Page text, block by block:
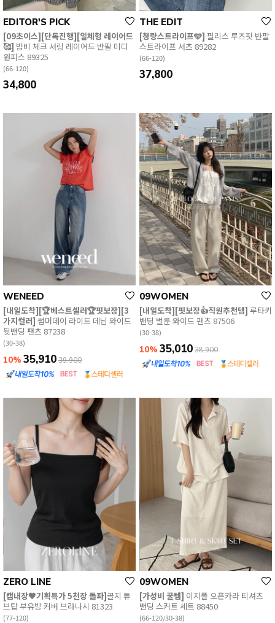
EDITOR'S PICK
[09초이스][단독진행][일체형 레이어드
🥰] 밤비 체크 셔링 레이어드 반팔 미디
원피스 89325
(66-120)
34,800
THE EDIT
[청량스트라이프🩵] 필리스 루즈핏 반팔
스트라이프 셔츠 89282
(66-120)
37,800
WENEED
[내일도착][🏆베스트셀러🏆핏보장][3
가지컬러] 썸머데이 라이트 데님 와이드
뒷밴딩 팬츠 87238
(30-38)
10% 35,910 39,900
09WOMEN
[내일도착][핏보장👍직원추천템] 루타키
밴딩 벌룬 와이드 팬츠 87506
(30-38)
10% 35,010 38,900
ZERO LINE
[캡내장🖤기획특가 5천장 돌파]골지 튜
브탑 부유방 커버 브라나시 81323
(77-120)
09WOMEN
[가성비 꿀템] 이지폴 오픈카라 티셔츠
밴딩 스커트 세트 88450
(66-120/30-38)